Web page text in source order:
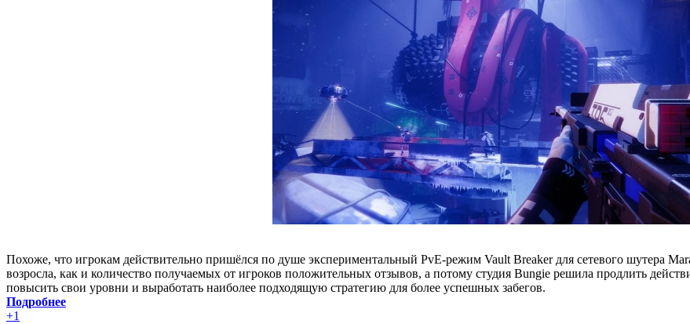
Похоже, что игрокам действительно пришёлся по душе экспериментальный PvE-режим Vault Breaker для сетевого шутера
возросла, как и количество получаемых от игроков положительных отзывов, а потому студия Bungie решила продлить
повысить свои уровни и выработать наиболее подходящую стратегию для более успешных забегов.
Подробнее
+1